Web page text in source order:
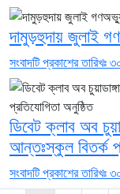
দামুড়হুদায় জুলাই
সংবাদটি প্রকাশের
ডিবেট ক্লাব অব
আন্তঃস্কুল বিতর্ক
সংবাদটি প্রকাশের